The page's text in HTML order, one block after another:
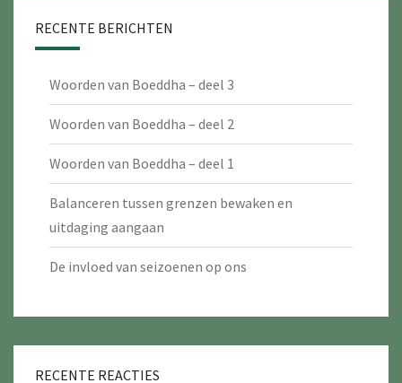
RECENTE BERICHTEN
Woorden van Boeddha – deel 3
Woorden van Boeddha – deel 2
Woorden van Boeddha – deel 1
Balanceren tussen grenzen bewaken en
uitdaging aangaan
De invloed van seizoenen op ons
RECENTE REACTIES